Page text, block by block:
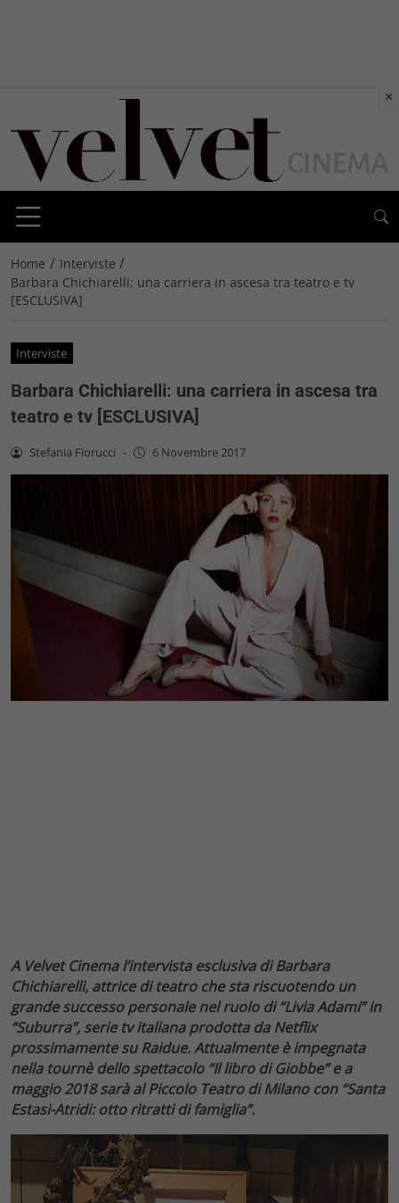
Home / Interviste /
Barbara Chichiarelli: una carriera in ascesa tra teatro e tv
[ESCLUSIVA]
Interviste
Barbara Chichiarelli: una carriera in ascesa tra
teatro e tv [ESCLUSIVA]
Stefania Fiorucci - 6 Novembre 2017
A Velvet Cinema l’intervista esclusiva di Barbara
Chichiarelli, attrice di teatro che sta riscuotendo un
grande successo personale nel ruolo di “Livia Adami” in
“Suburra”, serie tv italiana prodotta da Netflix
prossimamente su Raidue. Attualmente è impegnata
nella tournè dello spettacolo “Il libro di Giobbe” e a
maggio 2018 sarà al Piccolo Teatro di Milano con “Santa
Estasi-Atridi: otto ritratti di famiglia”.
×